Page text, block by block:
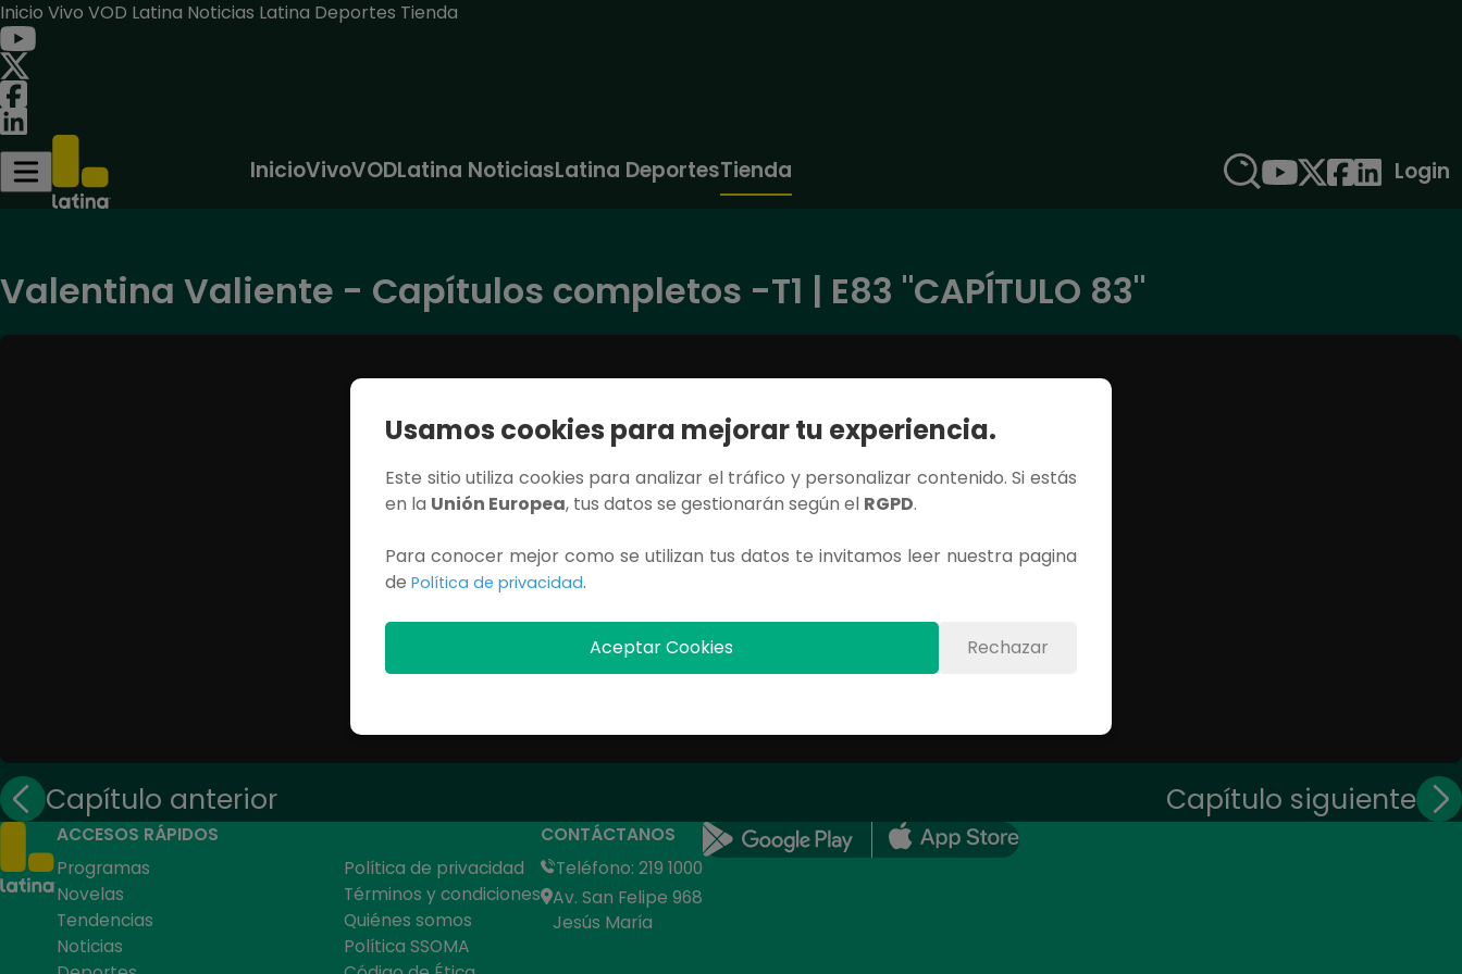
Inicio Vivo VOD Latina Noticias Latina Deportes Tienda
InicioVivoVODLatina NoticiasLatina DeportesTienda Login
Valentina Valiente - Capítulos completos -T1 | E83 "CAPÍTULO 83"
Contenido Exclusivo
Debes iniciar sesión para ver este capítulo completo.
INICIAR SESIÓN
Capítulo anterior Capítulo siguiente
ACCESOS RÁPIDOS
Programas
Novelas
Tendencias
Noticias
Política de privacidad
Términos y condiciones
Quiénes somos
Política SSOMA
CONTÁCTANOS
Teléfono: 219 1000
Av. San Felipe 968
Jesús María
Usamos cookies para mejorar tu experiencia.
Este sitio utiliza cookies para analizar el tráfico y personalizar contenido. Si estás
en la Unión Europea, tus datos se gestionarán según el RGPD.
Para conocer mejor como se utilizan tus datos te invitamos leer nuestra pagina
de Política de privacidad.
Aceptar Cookies Rechazar